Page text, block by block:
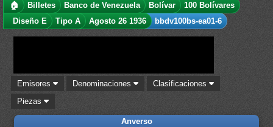
🏠 Billetes Banco de Venezuela Bolívar
100 Bolívares
Diseño E
Tipo A Agosto 26 1936 bbdv100bs-ea01-6
Emisores Denominaciones
Clasificaciones
Piezas
Anverso